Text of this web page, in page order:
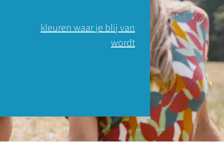
kleuren waar je blij van
wordt